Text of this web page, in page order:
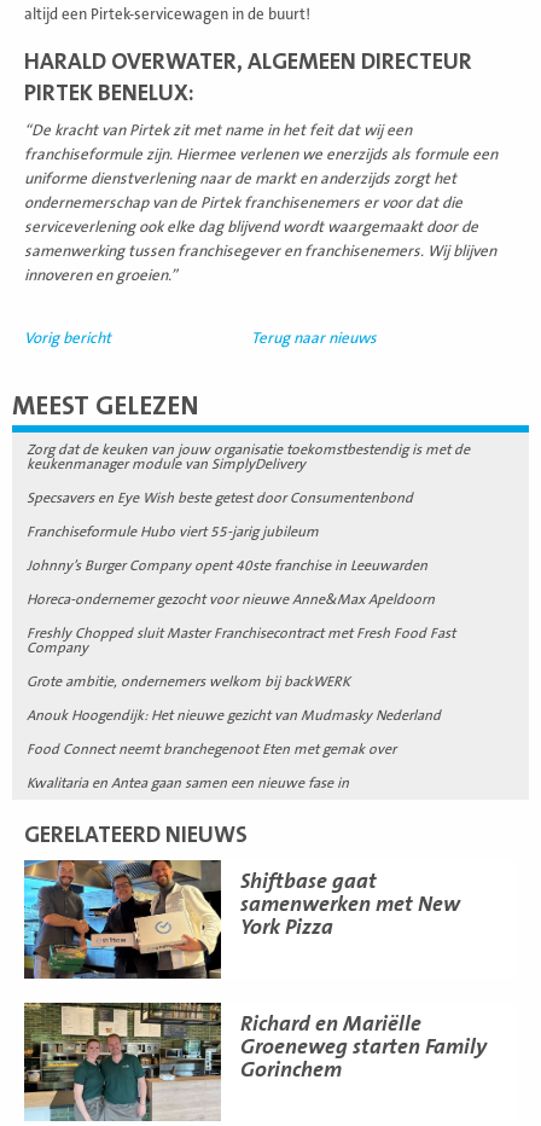
altijd een Pirtek-servicewagen in de buurt!
HARALD OVERWATER, ALGEMEEN DIRECTEUR
PIRTEK BENELUX:
“De kracht van Pirtek zit met name in het feit dat wij een
franchiseformule zijn. Hiermee verlenen we enerzijds als formule een
uniforme dienstverlening naar de markt en anderzijds zorgt het
ondernemerschap van de Pirtek franchisenemers er voor dat die
serviceverlening ook elke dag blijvend wordt waargemaakt door de
samenwerking tussen franchisegever en franchisenemers. Wij blijven
innoveren en groeien.”
Vorig bericht Terug naar nieuws
MEEST GELEZEN
Zorg dat de keuken van jouw organisatie toekomstbestendig is met de
keukenmanager module van SimplyDelivery
Specsavers en Eye Wish beste getest door Consumentenbond
Franchiseformule Hubo viert 55-jarig jubileum
Johnny’s Burger Company opent 40ste franchise in Leeuwarden
Horeca-ondernemer gezocht voor nieuwe Anne&Max Apeldoorn
Freshly Chopped sluit Master Franchisecontract met Fresh Food Fast
Company
Grote ambitie, ondernemers welkom bij backWERK
Anouk Hoogendijk: Het nieuwe gezicht van Mudmasky Nederland
Food Connect neemt branchegenoot Eten met gemak over
Kwalitaria en Antea gaan samen een nieuwe fase in
GERELATEERD NIEUWS
Shiftbase gaat
samenwerken met New
York Pizza
Lees
meer
Richard en Mariëlle
Groeneweg starten Family
Gorinchem
Lees
meer